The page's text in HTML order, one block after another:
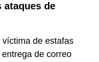
ataques de
de estafas
de correo